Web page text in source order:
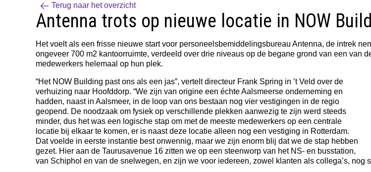
Terug naar het overzicht
Antenna trots op nieuwe locatie in NOW
Het voelt als een frisse nieuwe start voor personeelsbemiddelingsbureau Antenna, de intrek
ongeveer 700 m2 kantoorruimte, verdeeld over drie niveaus op de begane grond van een van
medewerkers helemaal op hun plek.
“Het NOW Building past ons als een jas”, vertelt directeur Frank Spring in ’t Veld over de
verhuizing naar Hoofddorp. “We zijn van origine een échte Aalsmeerse onderneming en
hadden, naast in Aalsmeer, in de loop van ons bestaan nog vier vestigingen in de regio
geopend. De noodzaak om fysiek op verschillende plekken aanwezig te zijn werd steeds
minder, dus het was een logische stap om met de meeste medewerkers op een centrale
locatie bij elkaar te komen, er is naast deze locatie alleen nog een vestiging in Rotterdam.
Dat voelde in eerste instantie best onwennig, maar we zijn enorm blij dat we de stap hebben
gezet. Hier aan de Taurusavenue 16 zitten we op een steenworp van het NS- en busstation,
van Schiphol en van de snelwegen, en zijn we voor iedereen, zowel klanten als collega’s, nog